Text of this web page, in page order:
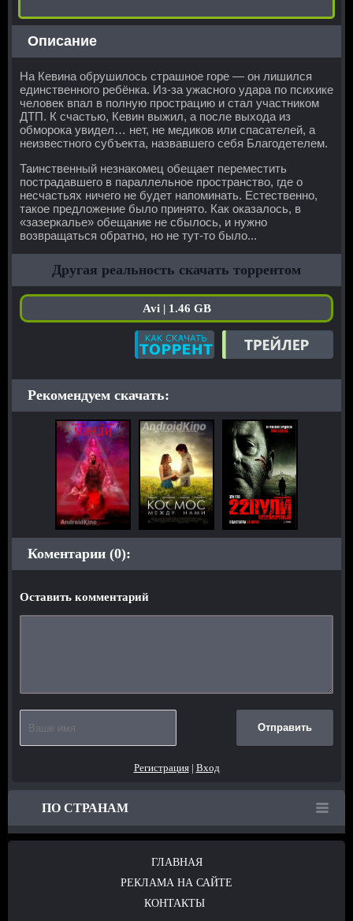
Описание
На Кевина обрушилось страшное горе — он лишился
единственного ребёнка. Из-за ужасного удара по психике
человек впал в полную прострацию и стал участником
ДТП. К счастью, Кевин выжил, а после выхода из
обморока увидел… нет, не медиков или спасателей, а
неизвестного субъекта, назвавшего себя Благодетелем.
Таинственный незнакомец обещает переместить
пострадавшего в параллельное пространство, где о
несчастьях ничего не будет напоминать. Естественно,
такое предложение было принято. Как оказалось, в
«зазеркалье» обещание не сбылось, и нужно
возвращаться обратно, но не тут-то было...
Другая реальность скачать торрентом
Avi | 1.46 GB
Рекомендуем скачать:
Коментарии (0):
Оставить комментарий
Отправить
Регистрация| Вход
ПО СТРАНАМ
ГЛАВНАЯ
РЕКЛАМА НА САЙТЕ
КОНТАКТЫ